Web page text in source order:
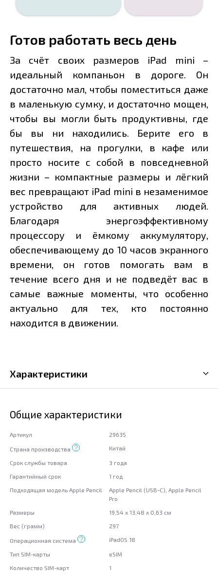
Готов работать весь день
За счёт своих размеров iPad mini –
идеальный компаньон в дороге. Он
достаточно мал, чтобы поместиться даже
в маленькую сумку, и достаточно мощен,
чтобы вы могли быть продуктивны, где
бы вы ни находились. Берите его в
путешествия, на прогулки, в кафе или
просто носите с собой в повседневной
жизни – компактные размеры и лёгкий
вес превращают iPad mini в незаменимое
устройство для активных людей.
Благодаря энергоэффективному
процессору и ёмкому аккумулятору,
обеспечивающему до 10 часов экранного
времени, он готов помогать вам в
течение всего дня и не подведёт вас в
самые важные моменты, что особенно
актуально для тех, кто постоянно
находится в движении.
Характеристики
Общие характеристики
Артикул 29635
Страна производства Китай
Срок службы товара
3 года
Гарантийный срок
1 год
Подходящая модель Apple Pencil
Apple Pencil (USB-C), Apple Pencil
Pro
Размеры
19,54 x 13,48 x 0,63 см
Вес (грамм)
297
Операционная система iPadOS 18
Тип SIM-карты
eSIM
Количество SIM-карт
1